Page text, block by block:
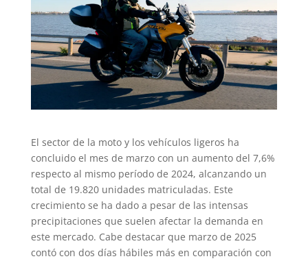
El sector de la moto y los vehículos ligeros ha
concluido el mes de marzo con un aumento del 7,6%
respecto al mismo período de 2024, alcanzando un
total de 19.820 unidades matriculadas. Este
crecimiento se ha dado a pesar de las intensas
precipitaciones que suelen afectar la demanda en
este mercado. Cabe destacar que marzo de 2025
contó con dos días hábiles más en comparación con